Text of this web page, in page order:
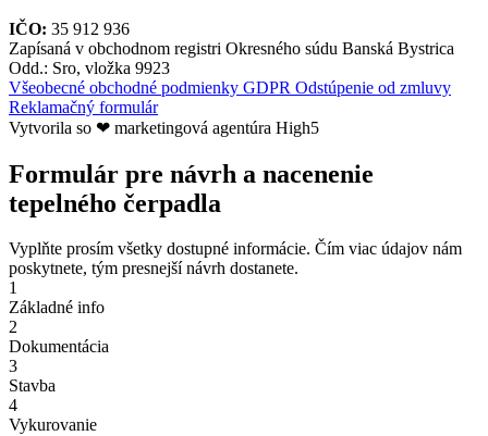
IČO: 35 912 936
Zapísaná v obchodnom registri Okresného súdu Banská Bystrica
Odd.: Sro, vložka 9923
Všeobecné obchodné podmienky GDPR Odstúpenie od zmluvy
Reklamačný formulár
Vytvorila so ❤ marketingová agentúra High5
Formulár pre návrh a nacenenie
tepelného čerpadla
Vyplňte prosím všetky dostupné informácie. Čím viac údajov nám
poskytnete, tým presnejší návrh dostanete.
1
Základné info
2
Dokumentácia
3
Stavba
4
Vykurovanie